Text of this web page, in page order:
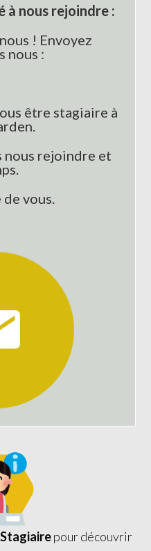
à nous rejoindre :
! Envoyez
nous :
être stagiaire à
nous rejoindre et
de vous.
pour découvrir